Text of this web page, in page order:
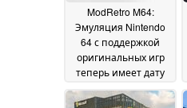
ModRetro M64:
Эмуляция Nintendo
64 с поддержкой
оригинальных игр
теперь имеет дату
запуска05 June 2026